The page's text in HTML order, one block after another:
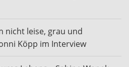
nicht leise, grau und
Köpp im Interview